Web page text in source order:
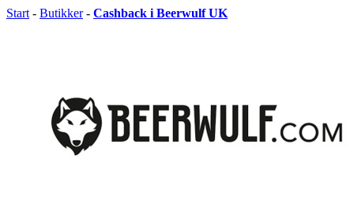
Start - Butikker - Cashback i Beerwulf UK